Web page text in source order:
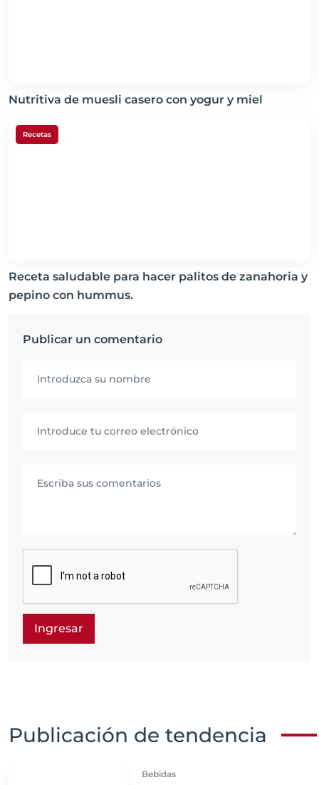
Nutritiva de muesli casero con yogur y miel
Recetas
Receta saludable para hacer palitos de zanahoria y
pepino con hummus.
Publicar un comentario
Ingresar
Publicación de tendencia
Bebidas